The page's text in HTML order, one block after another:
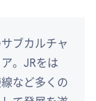
ブカルチャ
。JRをは
など多くの